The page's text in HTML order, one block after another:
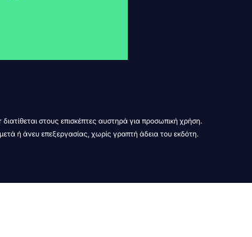
στους επισκέπτες αυστηρά για προσωπική χρήση.
ή άνευ επεξεργασίας, χωρίς γραπτή άδεια του εκδότη.